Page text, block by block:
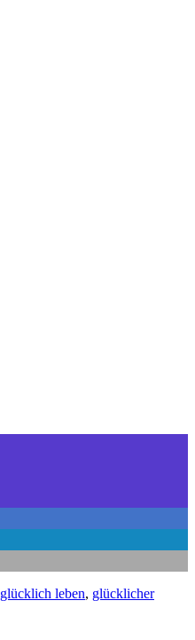
glücklich leben, glücklicher